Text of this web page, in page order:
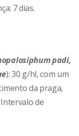
7 dias.
padi,
): 30 g/hl, com um
da praga,
de